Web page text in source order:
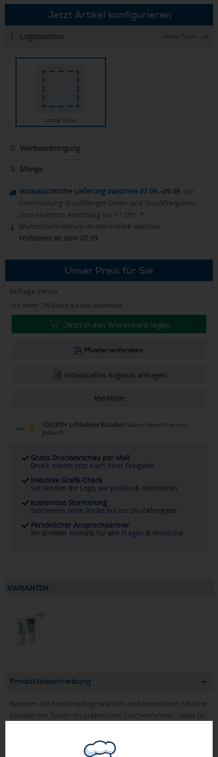
Jetzt Artikel konfigurieren
1. Logoposition vorne Tube
vorne Tube
2. Werbeanbringung
3. Menge
Voraussichtliche Lieferung zwischen 07.09.–09.09. bei
Übermittlung druckfähiger Daten und Druckfreigaben
zum nächsten Arbeitstag bis 17 Uhr. *
Wunschlieferdatum im Warenkorb wählbar.
Frühstens ab dem 07.09.
Unser Preis für Sie
Abfrage-Fehler
Nur online: 3% Rabatt auf jede Bestellung
Jetzt in den Warenkorb legen
Muster anfordern
Individuelles Angebot anfragen
Merkliste
100.000+ zufriedene Kunden haben bereits bei uns
gekauft
Gratis Druckvorschau per Mail
Druck startet erst nach Ihrer Freigabe
Inklusive Grafik-Check
Sie senden Ihr Logo, wir prüfen & optimieren
Kostenlose Stornierung
Stornieren ohne Risiko bis zur Druckfreigabe
Persönlicher Ansprechpartner
Ihr direkter Kontakt für alle Fragen & Wünsche
VARIANTEN
Produktbeschreibung
Nehmen Sie Kundenpflege wörtlich und verwöhnen Sie Ihre
Kunden mit Tuben im praktischen Taschenformat - ideal für
und 50 ml Tube mit verschiedenen Füllungen für den
täglichen Bedarf. Lassen Sie Ihre Werbung mit einem Druck